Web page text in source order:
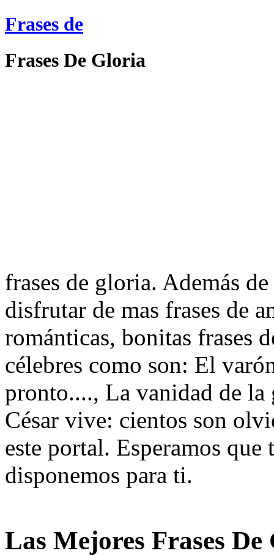
Frases de
Frases De Gloria
frases de gloria. Además
disfrutar de mas frases de
románticas, bonitas frases
célebres como son: El
pronto...., La vanidad de
César vive: cientos son
este portal. Esperamos que
disponemos para ti.
Las Mejores Frases